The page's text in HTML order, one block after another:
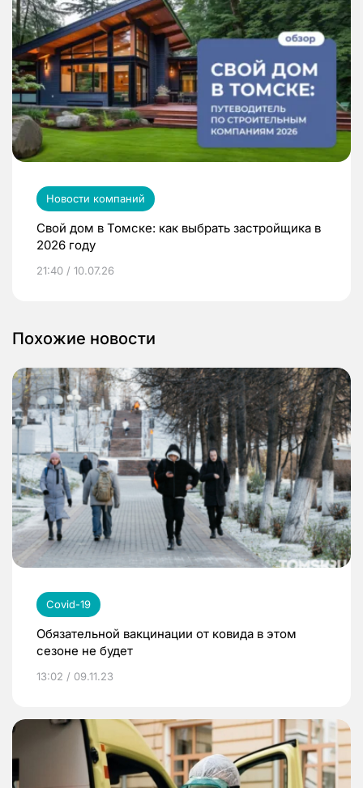
Новости компаний
Свой дом в Томске: как выбрать застройщика в
2026 году
21:40 / 10.07.26
Похожие новости
Covid-19
Обязательной вакцинации от ковида в этом
сезоне не будет
13:02 / 09.11.23